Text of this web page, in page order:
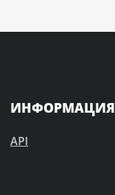
ИНФОРМАЦИЯ
API